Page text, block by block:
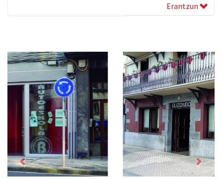
Erantzun
Previous Next